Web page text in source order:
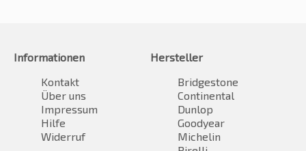
Informationen
Kontakt
Über uns
Impressum
Hilfe
Widerruf
Hersteller
Bridgestone
Continental
Dunlop
Goodyear
Michelin